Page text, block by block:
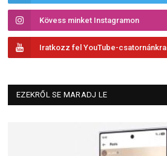
Kövess minket Instagramon
Iratkozz fel YouTube-csatornánkra
EZEKRŐL SE MARADJ LE